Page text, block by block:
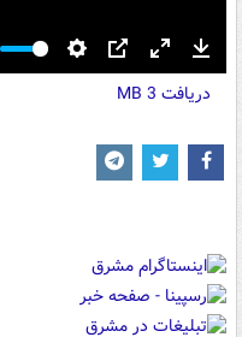
Settings
PIP Enter
fullscreen
دریافت 3 MB